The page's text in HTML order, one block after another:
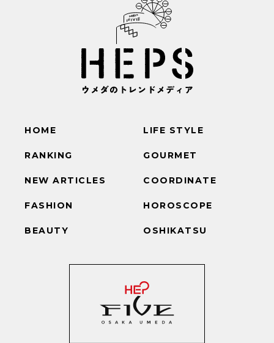
HOME
RANKING
NEW ARTICLES
FASHION
BEAUTY
LIFE STYLE
GOURMET
COORDINATE
HOROSCOPE
OSHIKATSU